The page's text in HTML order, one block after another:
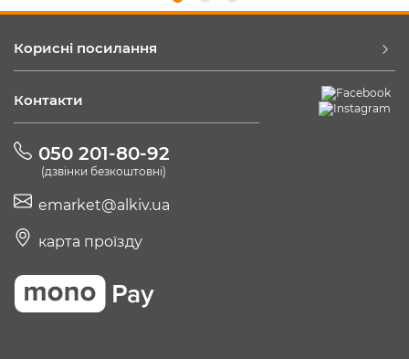
Корисні посилання
Контакти
050 201-80-92
(дзвінки безкоштовні)
emarket@alkiv.ua
карта проїзду